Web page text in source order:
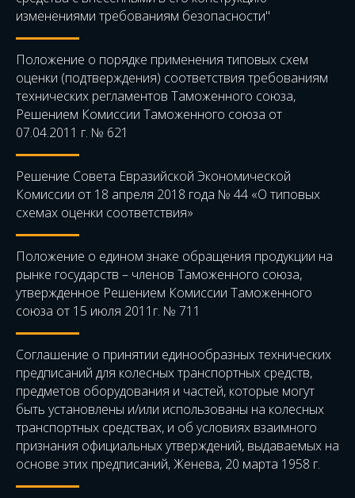
изменениями требованиям безопасности"
Положение о порядке применения типовых схем
оценки (подтверждения) соответствия требованиям
технических регламентов Таможенного союза,
Решением Комиссии Таможенного союза от
07.04.2011 г. № 621
Решение Совета Евразийской Экономической
Комиссии от 18 апреля 2018 года № 44 «О типовых
схемах оценки соответствия»
Положение о едином знаке обращения продукции на
рынке государств – членов Таможенного союза,
утвержденное Решением Комиссии Таможенного
союза от 15 июля 2011г. № 711
Соглашение о принятии единообразных технических
предписаний для колесных транспортных средств,
предметов оборудования и частей, которые могут
быть установлены и/или использованы на колесных
транспортных средствах, и об условиях взаимного
признания официальных утверждений, выдаваемых на
основе этих предписаний, Женева, 20 марта 1958 г.